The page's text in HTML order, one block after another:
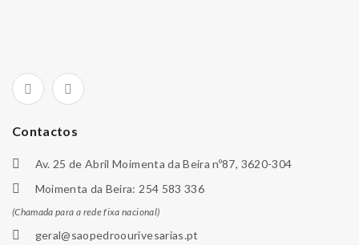
Contactos
Av. 25 de Abril Moimenta da Beira nº87, 3620-304
Moimenta da Beira: 254 583 336
(Chamada para a rede fixa nacional)
geral@saopedroourivesarias.pt